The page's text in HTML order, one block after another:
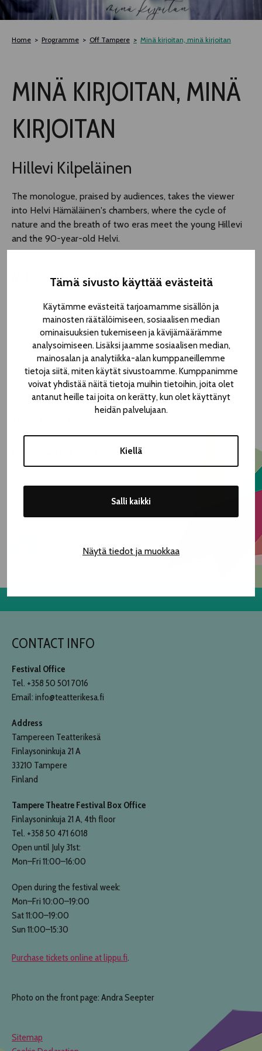
Tämä sivusto käyttää evästeitä
Käytämme evästeitä tarjoamamme sisällön ja
mainosten räätälöimiseen, sosiaalisen median
ominaisuuksien tukemiseen ja kävijämäärämme
analysoimiseen. Lisäksi jaamme sosiaalisen median,
mainosalan ja analytiikka-alan kumppaneillemme
tietoja siitä, miten käytät sivustoamme. Kumppanimme
voivat yhdistää näitä tietoja muihin tietoihin, joita olet
antanut heille tai joita on kerätty, kun olet käyttänyt
heidän palvelujaan.
Kiellä
Salli kaikki
Näytä tiedot ja muokkaa
TLAB
NOCTURNAL HAPPENING
SEMINARS, MEETINGS AND MORE
Home Programme Off Tampere Minä kirjoitan, minä kirjoitan
MINÄ KIRJOITAN, MINÄ
KIRJOITAN
Hillevi Kilpeläinen
The monologue, praised by audiences, takes the viewer
into Helvi Hämäläinen's chambers, where the cycle of
nature and the breath of two eras meet the young Hillevi
and the 90-year-old Helvi.
MUSIC HALL, CULTURE HOUSE LAIKKU
Keskustori 4
34 € | 24 € students, pensioners & unemployed | 30 €
group reservations, min. 5 persons
Fri 7.8. 16.30
Duration 1h
hillevi.kilpelainen(at)gmail.com
Actors and team
CONTACT INFO
Festival Office
Tel. +358 50 501 7016
Email: info@teatterikesa.fi
Address
Tampereen Teatterikesä
Finlaysoninkuja 21 A
33210 Tampere
Finland
Tampere Theatre Festival Box Office
Finlaysoninkuja 21 A, 4th floor
Tel. +358 50 471 6018
Open until July 31st:
Mon–Fri 11:00–16:00
Open during the festival week:
Mon–Fri 10:00–19:00
Sat 11:00–19:00
Sun 11:00–15:30
Purchase tickets online at lippu.fi.
Photo on the front page: Andra Seepter
Sitemap